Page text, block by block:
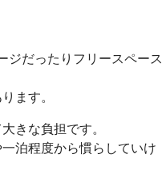
ジだったりフリースペース
ます。
きな負担です。
泊程度から慣らしていけ